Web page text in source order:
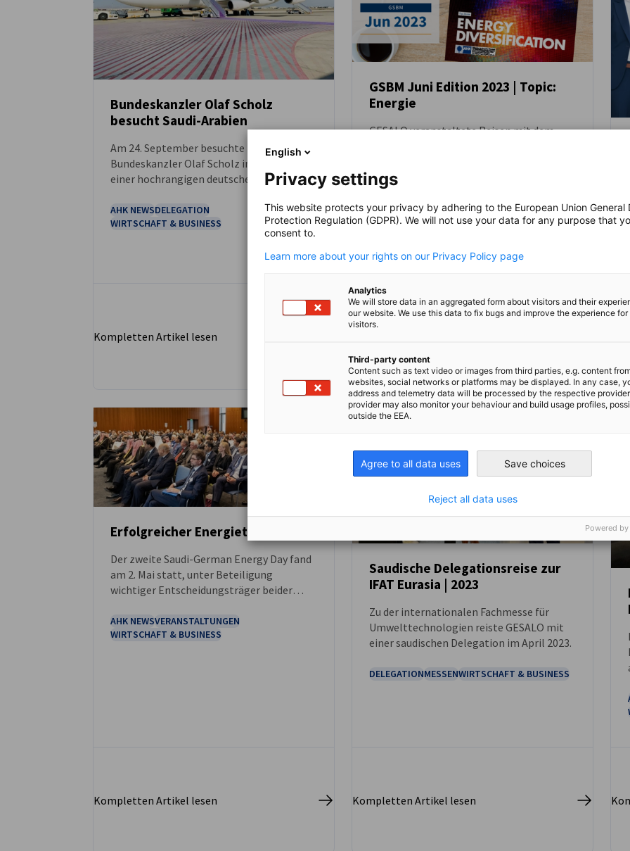
Bundeskanzler Olaf Scholz
besucht Saudi-Arabien
Am 24. September besuchte
Bundeskanzler Olaf Scholz in Begleitung
einer hochrangigen deutschen
AHK NEWSDELEGATION
WIRTSCHAFT & BUSINESS
Kompletten Artikel lesen
GSBM Juni Edition 2023 | Topic:
Energie
GESALO veranstaltete Reisen mit dem
Nationalen Programm für industrielle
Entwicklung und Logistik (NIDLP) nach
Deutschland.
BUSINESS PUBLIKATIONEN
WIRTSCHAFT & BUSINESSZEITSCHRIFTEN
NEUIGKEITEN
Erfolgreicher Energietag in Berlin
Der zweite Saudi-German Energy Day fand
am 2. Mai statt, unter Beteiligung
wichtiger Entscheidungsträger beider
dem Energiesektor kommen zusammen,
um aktuelle Trends zu diskutieren und um
AHK NEWSVERANSTALTUNGEN
WIRTSCHAFT & BUSINESS
Kompletten Artikel lesen
Saudische Delegationsreise zur
IFAT Eurasia | 2023
Zu der internationalen Fachmesse für
Umwelttechnologien reiste GESALO mit
einer saudischen Delegation im April 2023.
DELEGATIONMESSENWIRTSCHAFT & BUSINESS
Kompletten Artikel lesen
English
Privacy settings
This website protects your privacy by adhering to the European Union General
Protection Regulation (GDPR). We will not use your data for any purpose that
consent to.
Learn more about your rights on our Privacy Policy page
Analytics
We will store data in an aggregated form about visitors and their
our website. We use this data to fix bugs and improve the experience for
visitors.
Third-party content
Content such as text video or images from third parties, e.g. content
websites, social networks or platforms may be displayed. In any case,
address and telemetry data will be processed by the respective
provider may also monitor your behaviour and build usage profiles,
outside the EEA.
Agree to all data uses Save choices
Reject all data uses
Powered by